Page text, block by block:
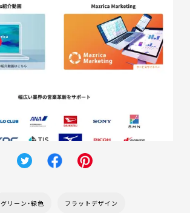
グリーン・緑色 フラットデザイン